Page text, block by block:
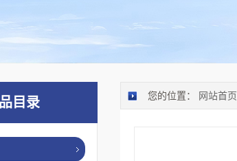
您的位置： 网站首页
目录